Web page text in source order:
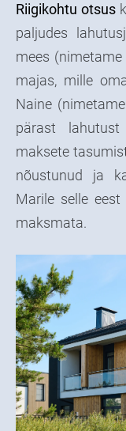
Riigikohtu otsus
paljudes
mees
majas, mille
Naine
pärast
maksete
nõustunud ja
Marile selle
maksmata.